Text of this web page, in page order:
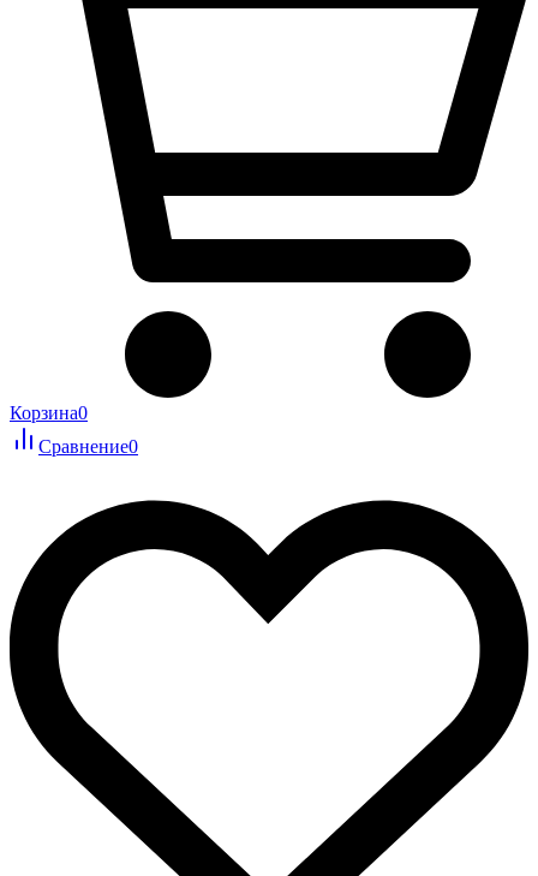
Корзина0
Сравнение0